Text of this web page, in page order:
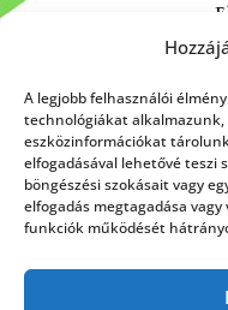
A legjobb felhasználói
technológiákat
eszközinformációkat
elfogadásával lehetővé teszi
böngészési szokásait vagy
elfogadás megtagadása
funkciók működését
HÍRLEVÉL